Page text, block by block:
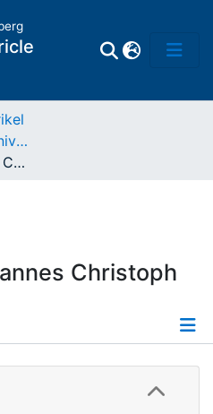
Matrikel der älteren Universität
Schuchardt, Johannes Christoph
Christoph